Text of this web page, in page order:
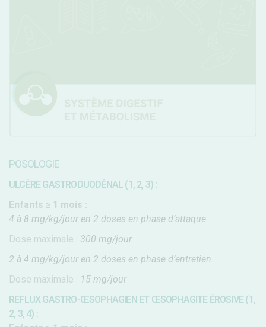
POSOLOGIE
ULCÈRE GASTRODUODÉNAL (1, 2, 3) :
Enfants ≥ 1 mois :
4 à 8 mg/kg/jour en 2 doses en phase d’attaque.
Dose maximale : 300 mg/jour
2 à 4 mg/kg/jour en 2 doses en phase d’entretien.
Dose maximale : 15 mg/jour
REFLUX GASTRO-ŒSOPHAGIEN ET ŒSOPHAGITE ÉROSIVE (1,
2, 3, 4) :